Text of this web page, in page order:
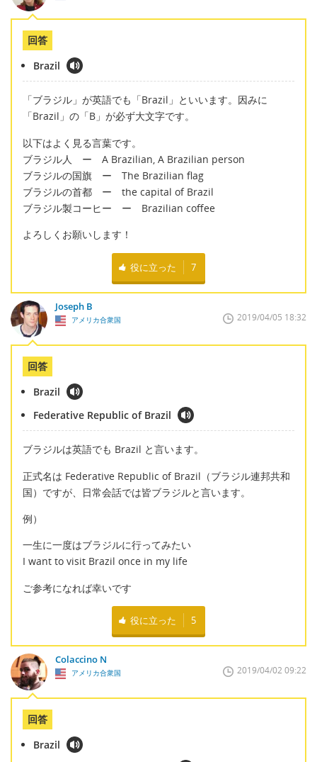
回答
Brazil
「ブラジル」が英語でも「Brazil」といいます。因みに
「Brazil」の「B」が必ず大文字です。
以下はよく見る言葉です。
ブラジル人 ー A Brazilian, A Brazilian person
ブラジルの国旗 ー The Brazilian flag
ブラジルの首都 ー the capital of Brazil
ブラジル製コーヒー ー Brazilian coffee
よろしくお願いします！
役に立った 7
Joseph B
アメリカ合衆国 2019/04/05 18:32
回答
Brazil
Federative Republic of Brazil
ブラジルは英語でも Brazil と言います。
正式名は Federative Republic of Brazil（ブラジル連邦共和
国）ですが、日常会話では皆ブラジルと言います。
例）
一生に一度はブラジルに行ってみたい
I want to visit Brazil once in my life
ご参考になれば幸いです
役に立った 5
Colaccino N
アメリカ合衆国 2019/04/02 09:22
回答
Brazil